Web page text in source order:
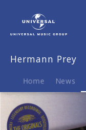
Musik
Rossini:
Barbiere
Di
Siviglia
Hermann Prey
Home News